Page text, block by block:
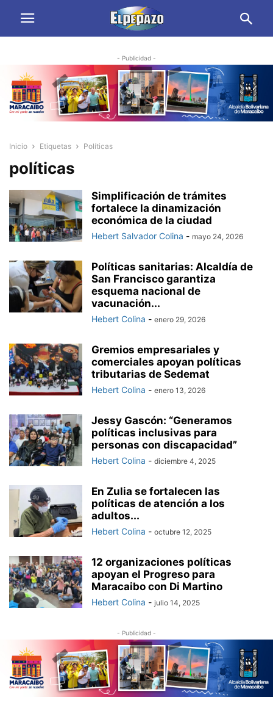
- Publicidad -
Inicio Etiquetas Políticas
políticas
Simplificación de trámites
fortalece la dinamización
económica de la ciudad
Hebert Salvador Colina - mayo 24, 2026
Políticas sanitarias: Alcaldía de
San Francisco garantiza
esquema nacional de
vacunación...
Hebert Colina - enero 29, 2026
Gremios empresariales y
comerciales apoyan políticas
tributarias de Sedemat
Hebert Colina - enero 13, 2026
Jessy Gascón: “Generamos
políticas inclusivas para
personas con discapacidad”
Hebert Colina - diciembre 4, 2025
En Zulia se fortalecen las
políticas de atención a los
adultos...
Hebert Colina - octubre 12, 2025
12 organizaciones políticas
apoyan el Progreso para
Maracaibo con Di Martino
Hebert Colina - julio 14, 2025
- Publicidad -